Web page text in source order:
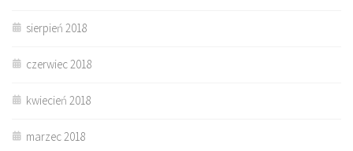
sierpień 2018
czerwiec 2018
kwiecień 2018
marzec 2018